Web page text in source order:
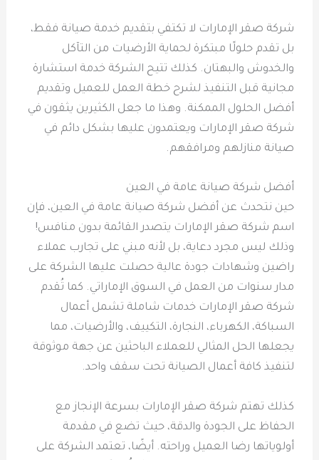
شركة صقر الإمارات لا تكتفي بتقديم خدمة صيانة فقط،
بل تقدم حلولًا مبتكرة لحماية الأرضيات من التآكل
والخدوش والبهتان. كذلك تتيح الشركة خدمة استشارة
مجانية قبل التنفيذ لشرح خطة العمل للعميل وتقديم
أفضل الحلول الممكنة. وهذا ما جعل الكثيرين يثقون في
شركة صقر الإمارات ويعتمدون عليها بشكل دائم في
صيانة منازلهم ومرافقهم.
أفضل شركة صيانة عامة في العين
حين نتحدث عن أفضل شركة صيانة عامة في العين، فإن
اسم شركة صقر الإمارات يتصدر القائمة بدون منافس!
وذلك ليس مجرد دعاية، بل لأنه مبني على تجارب عملاء
راضين وشهادات جودة عالية حصلت عليها الشركة على
مدار سنوات من العمل في السوق الإماراتي. كما تُقدم
شركة صقر الإمارات خدمات شاملة تشمل أعمال
السباكة، الكهرباء، النجارة، التكييف، والأرضيات، مما
يجعلها الحل المثالي للعملاء الباحثين عن جهة موثوقة
لتنفيذ كافة أعمال الصيانة تحت سقف واحد.
كذلك تهتم شركة صقر الإمارات بسرعة الإنجاز مع
الحفاظ على الجودة والدقة، حيث تضع في مقدمة
أولوياتها رضا العميل وراحته. أيضًا، تعتمد الشركة على